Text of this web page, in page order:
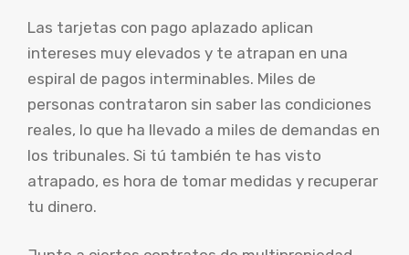
Las tarjetas con pago aplazado aplican
intereses muy elevados y te atrapan en una
espiral de pagos interminables. Miles de
personas contrataron sin saber las condiciones
reales, lo que ha llevado a miles de demandas en
los tribunales. Si tú también te has visto
atrapado, es hora de tomar medidas y recuperar
tu dinero.